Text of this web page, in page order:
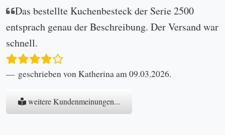
Das bestellte Kuchenbesteck der Serie 2500
entsprach genau der Beschreibung. Der Versand war
schnell.
geschrieben von Katherina am 09.03.2026.
weitere Kundenmeinungen...